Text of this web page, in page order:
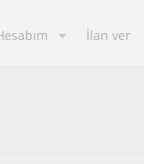
İlan ver